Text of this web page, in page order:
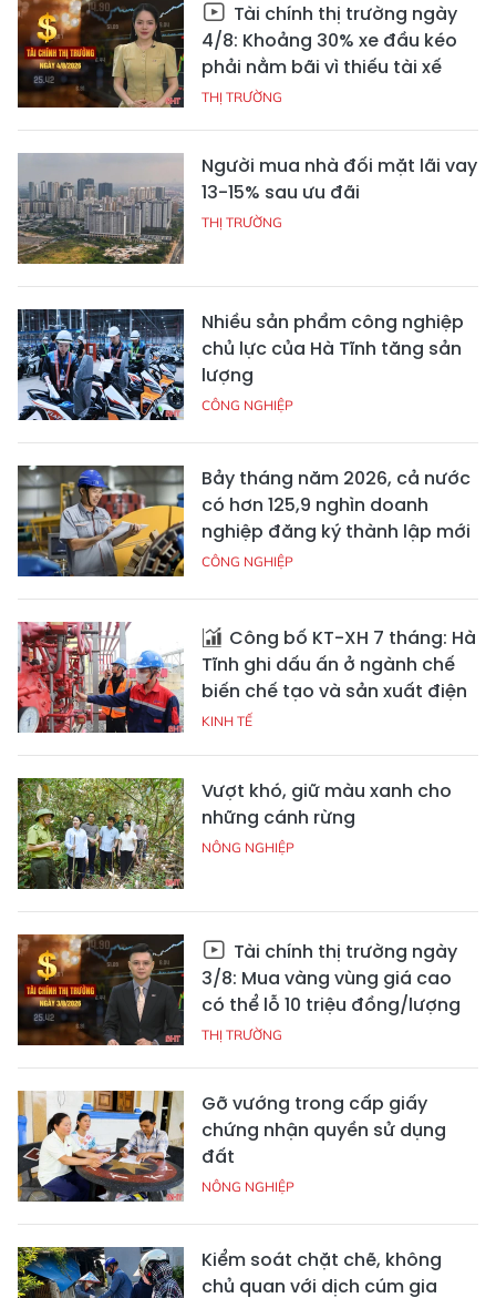
Tài chính thị trường ngày
4/8: Khoảng 30% xe đầu kéo
phải nằm bãi vì thiếu tài xế
THỊ TRƯỜNG
Người mua nhà đối mặt lãi vay
13-15% sau ưu đãi
THỊ TRƯỜNG
Nhiều sản phẩm công nghiệp
chủ lực của Hà Tĩnh tăng sản
lượng
CÔNG NGHIỆP
Bảy tháng năm 2026, cả nước
có hơn 125,9 nghìn doanh
nghiệp đăng ký thành lập mới
CÔNG NGHIỆP
Công bố KT-XH 7 tháng: Hà
Tĩnh ghi dấu ấn ở ngành chế
biến chế tạo và sản xuất điện
KINH TẾ
Vượt khó, giữ màu xanh cho
những cánh rừng
NÔNG NGHIỆP
Tài chính thị trường ngày
3/8: Mua vàng vùng giá cao
có thể lỗ 10 triệu đồng/lượng
THỊ TRƯỜNG
Gỡ vướng trong cấp giấy
chứng nhận quyền sử dụng
đất
NÔNG NGHIỆP
Kiểm soát chặt chẽ, không
chủ quan với dịch cúm gia